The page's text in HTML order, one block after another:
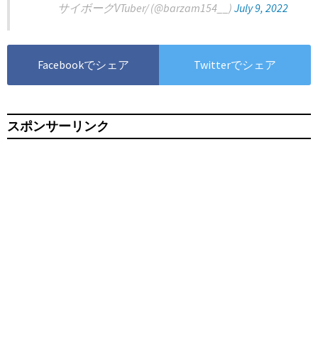
サイボーグVTuber/ (@barzam154__) July 9, 2022
Facebookでシェア Twitterでシェア
スポンサーリンク